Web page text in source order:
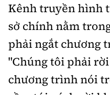
Kênh truyền hình
sở chính nằm
phải ngắt chương
"Chúng tôi phải
chương trình nói